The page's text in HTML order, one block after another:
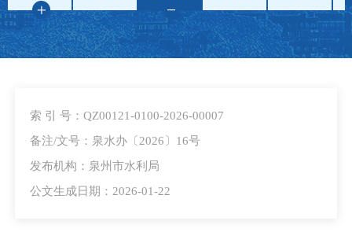
索 引 号：QZ00121-0100-2026-00007
备注/文号：泉水办〔2026〕16号
发布机构：泉州市水利局
公文生成日期：2026-01-22